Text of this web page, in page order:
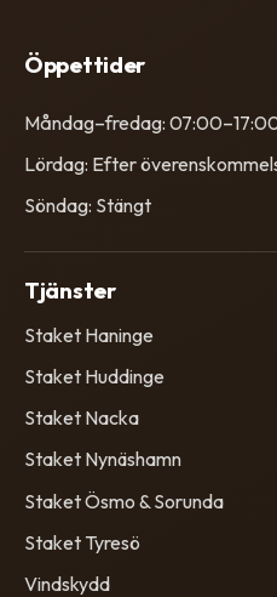
Öppettider
Måndag–fredag:
Lördag: Efter
Söndag: Stängt
Tjänster
Staket Haninge
Staket Huddinge
Staket Nacka
Staket Nynäshamn
Staket Ösmo & Sorunda
Staket Tyresö
Vindskydd